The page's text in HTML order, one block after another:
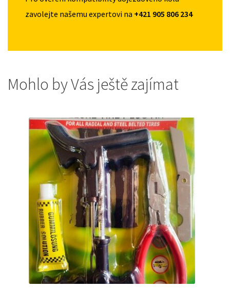
zavolejte našemu expertovi na +421 905 806 234
Mohlo by Vás ještě zajímat